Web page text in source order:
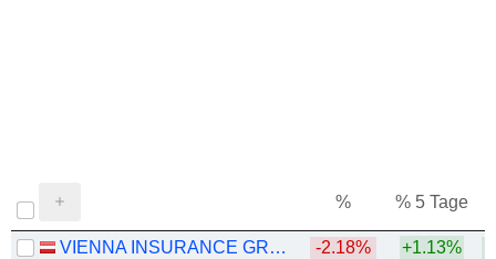
% % 5 Tage
VIENNA INSURANCE GROUP AG -2.18% +1.13%